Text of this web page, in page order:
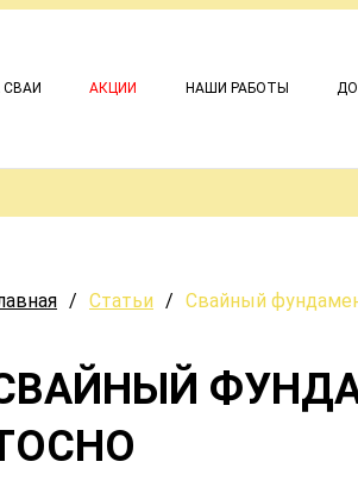
СВАИ АКЦИИ НАШИ РАБОТЫ
/ Статьи / Свайный